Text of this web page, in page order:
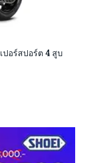
ปอร์สปอร์ต 4 สูบ